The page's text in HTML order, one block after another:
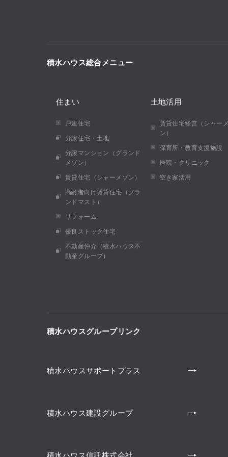
積水ハウス総合メニュー
住まい
戸建住宅
分譲住宅・土地
分譲マンション（グランド
メゾン）
賃貸住宅（シャーメゾン）
高齢者向け賃貸住宅（グラ
ンドマスト）
リフォーム
優良ストック住宅
不動産仲介（積水ハウス不
動産グループ）
土地活用
賃貸住宅経営（シャー
ン）
保育所・教育支援施設
医院・クリニック
空き家活用
積水ハウスグループリンク
積水ハウスサポートプラス
積水ハウス建設グループ